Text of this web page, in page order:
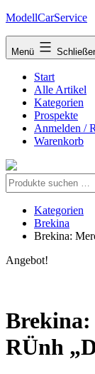
Zum
springen
ModellCarService
Menü
Start
Alle Artikel
Kategorien
Prospekte
Anmelden /
Warenkorb
Suche
Kategorien
Brekina
Brekina:
Angebot!
Brekina:
RÜnh